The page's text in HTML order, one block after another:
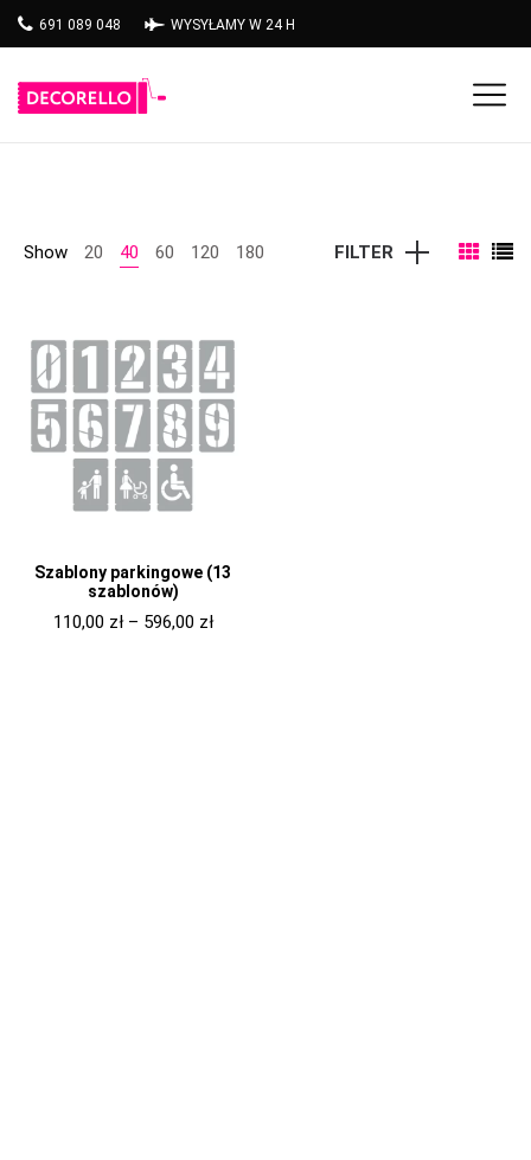
691 089 048 WYSYŁAMY W 24 H
Show 20 40 60 120 180 FILTER
Szablony parkingowe (13
szablonów)
110,00 zł – 596,00 zł